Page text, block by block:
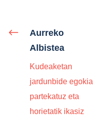
Aurreko
Albistea
Kudeaketan
jardunbide
partekatuz eta
horietatik ikasiz